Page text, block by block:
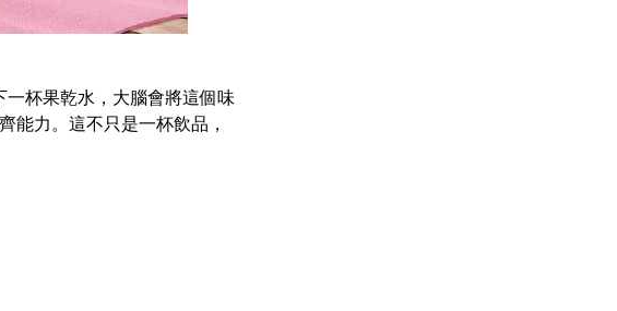
杯果乾⽔，⼤腦會將這個味
能⼒。這不只是⼀杯飲品，